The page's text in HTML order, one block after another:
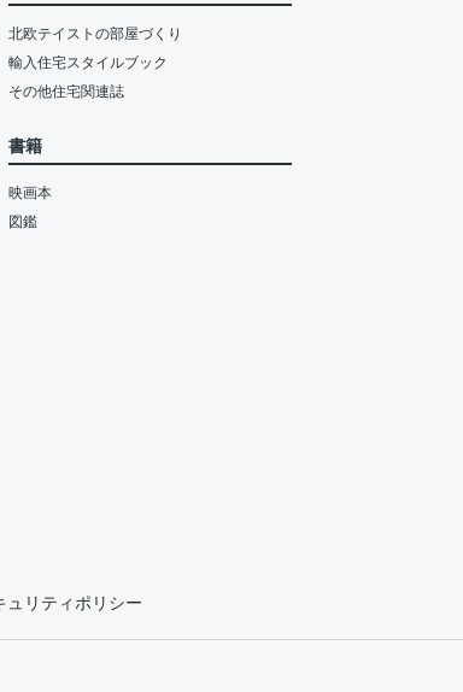
北欧テイストの部屋づくり
輸入住宅スタイルブック
その他住宅関連誌
書籍
映画本
図鑑
ュリティポリシー